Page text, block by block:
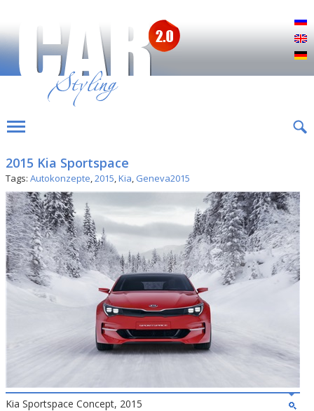
2015 Kia Sportspace
Tags: Autokonzepte,2015,Kia, Geneva2015
Kia Sportspace Concept, 2015